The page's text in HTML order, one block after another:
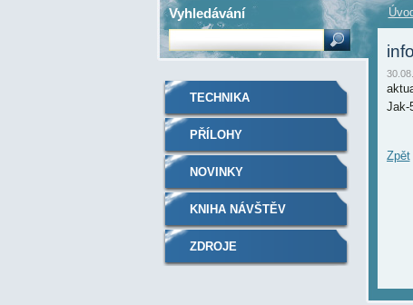
Jak-
Zpět
TECHNIKA
PŘÍLOHY
NOVINKY
KNIHA NÁVŠTĚV
ZDROJE
Vyhledávání